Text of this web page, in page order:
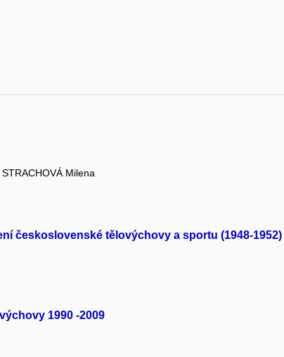
STRACHOVÁ Milena
československé tělovýchovy a sportu (1948-1952)
1990 -2009